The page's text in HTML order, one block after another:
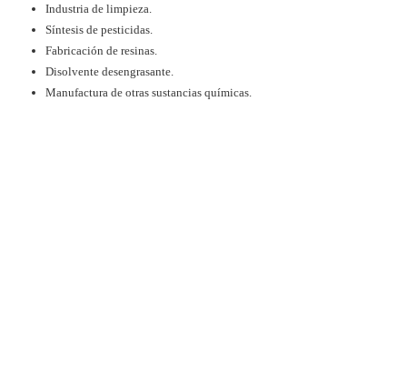
Industria de limpieza.
Síntesis de pesticidas.
Fabricación de resinas.
Disolvente desengrasante.
Manufactura de otras sustancias químicas.